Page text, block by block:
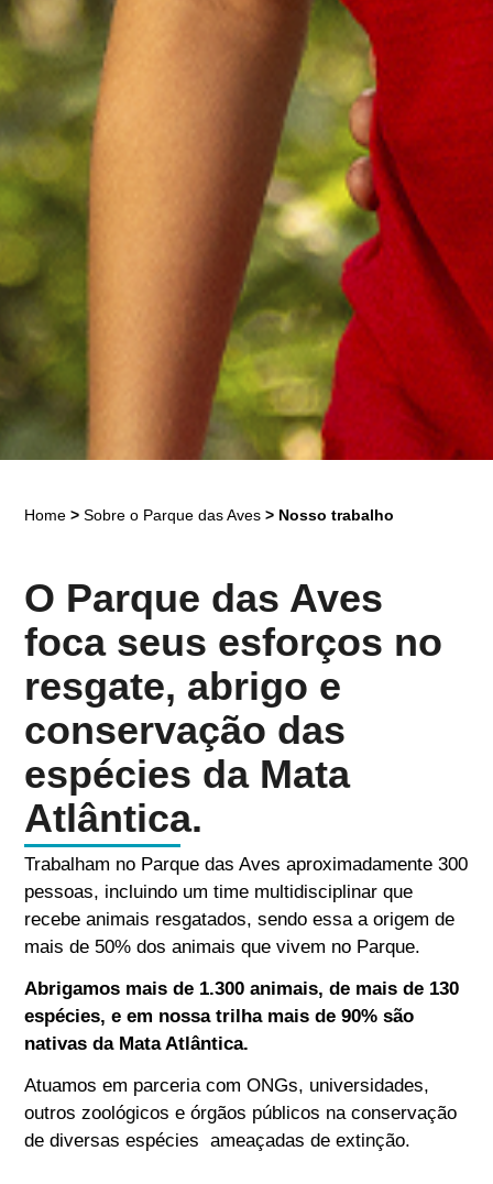
Home >Sobre o Parque das Aves > Nosso trabalho
O Parque das Aves
foca seus esforços no
resgate, abrigo e
conservação das
espécies da Mata
Atlântica.
Trabalham no Parque das Aves aproximadamente 300
pessoas, incluindo um time multidisciplinar que
recebe animais resgatados, sendo essa a origem de
mais de 50% dos animais que vivem no Parque.
Abrigamos mais de 1.300 animais, de mais de 130
espécies, e em nossa trilha mais de 90% são
nativas da Mata Atlântica.
Atuamos em parceria com ONGs, universidades,
outros zoológicos e órgãos públicos na conservação
de diversas espécies ameaçadas de extinção.